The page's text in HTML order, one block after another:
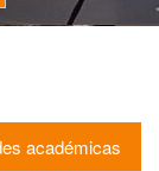
académicas